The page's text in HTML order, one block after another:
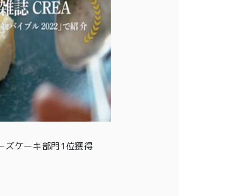
〒599-8237
堺市中区深井水池町3210-1
10:00〜17:00（平日）
ズケーキ部門1位獲得